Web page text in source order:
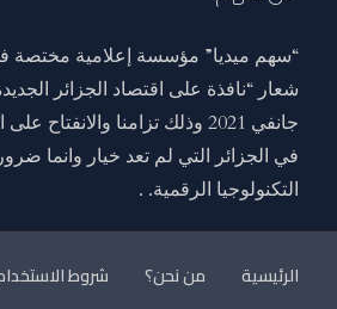
“سهم ميديا” مؤسسة إعلامية مختصة
جانفي 2021 وذلك تزامنا
في الجزائر التي لم تعد خيار وانما
التكنولوجيا الرقمية. .
الرئيسية من نحن؟
شروط